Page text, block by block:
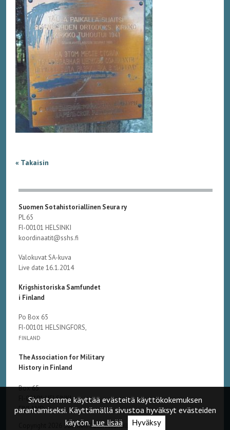
« Takaisin
Suomen Sotahistoriallinen Seura ry
PL 65
FI-00101 HELSINKI
koordinaatit@sshs.fi
Valokuvat SA-kuva
Live date 16.1.2014
Krigshistoriska Samfundet
i Finland
Po Box 65
FI-00101 HELSINGFORS,
FINLAND
The Association for Military
History in Finland
Box 65
FI-00101 HELSINKI,
FINLAND
Copyright 2026 Suomen Sotahistoriallinen Seura ry
Sivustomme käyttää evästeitä käyttökokemuksen
parantamiseksi. Käyttämällä sivustoa hyväksyt evästeiden
käytön. Lue lisää Hyväksy